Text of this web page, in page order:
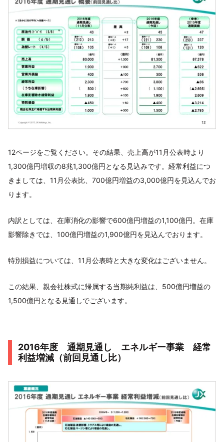
12ページをご覧ください。その結果、売上高が11月公表時より
1,300億円増収の8兆1,300億円となる見込みです。経常利益につ
きましては、11月公表比、700億円増益の3,000億円を見込んでお
ります。
内訳としては、在庫消化の影響で600億円増益の1,100億円。在庫
影響除きでは、100億円増益の1,900億円を見込んでおります。
特別損益については、11月公表時と大きな変化はございません。
この結果、親会社株式に帰属する当期純利益は、500億円増益の
1,500億円となる見通しでございます。
2016年度 通期見通し エネルギー事業 経常
利益増減（前回見通し比）